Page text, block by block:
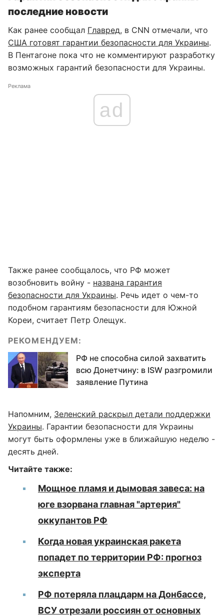
последние новости
Как ранее сообщал Главред, в CNN отмечали, что
США готовят гарантии безопасности для Украины.
В Пентагоне пока что не комментируют разработку
возможных гарантий безопасности для Украины.
Реклама
ad
Также ранее сообщалось, что РФ может
возобновить войну - названа гарантия
безопасности для Украины. Речь идет о чем-то
подобном гарантиям безопасности для Южной
Кореи, считает Петр Олещук.
РЕКОМЕНДУЕМ:
РФ не способна силой захватить
всю Донетчину: в ISW разгромили
заявление Путина
Напомним, Зеленский раскрыл детали поддержки
Украины. Гарантии безопасности для Украины
могут быть оформлены уже в ближайшую неделю -
десять дней.
Читайте также:
Мощное пламя и дымовая завеса: на
юге взорвана главная "артерия"
оккупантов РФ
Когда новая украинская ракета
попадет по территории РФ: прогноз
эксперта
РФ потеряла плацдарм на Донбассе,
ВСУ отрезали россиян от основных